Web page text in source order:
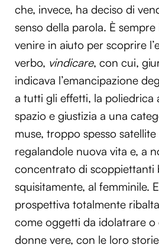
che, invece, ha deciso di
senso della parola. È
venire in aiuto per scoprire
verbo, vindicare, con cui,
indicava l’emancipazione
a tutti gli effetti, la poliedrica
spazio e giustizia a una
muse, troppo spesso
regalandole nuova vita e, a
concentrato di scoppiettanti
squisitamente, al femminile.
prospettiva totalmente
come oggetti da idolatrare o
donne vere, con le loro